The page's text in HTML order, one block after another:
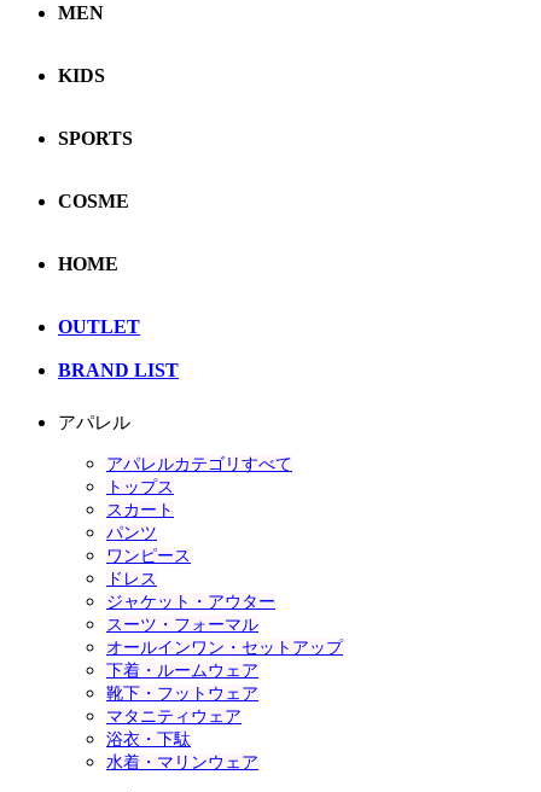
MEN
KIDS
SPORTS
COSME
HOME
OUTLET
BRAND LIST
アパレル
アパレルカテゴリすべて
トップス
スカート
パンツ
ワンピース
ドレス
ジャケット・アウター
スーツ・フォーマル
オールインワン・セットアップ
下着・ルームウェア
靴下・フットウェア
マタニティウェア
浴衣・下駄
水着・マリンウェア